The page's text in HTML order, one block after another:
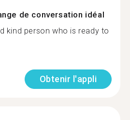
de conversation idéal
kind person who is ready to
Obtenir l'appli